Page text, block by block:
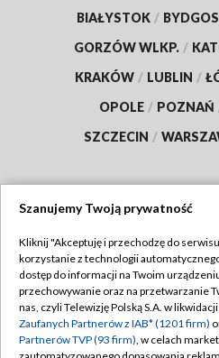
BIAŁYSTOK /
GORZÓW WLKP. /
KRAKÓW / LUBLIN /
OPOLE / POZNAŃ
SZCZECIN /
Abonament TVP
Emisja w TVP
Centrum informacji TVP
Polityka
Moje
Szanujemy Twoją prywatność
Kliknij "Akceptuję i przechodzę do
korzystanie z technologii
dostęp do informacji na Twoim
przechowywanie oraz na przetwarzanie
nas, czyli Telewizję Polską S.A. w
Zaufanych Partnerów z IAB* (1201 firm)
Partnerów TVP (93 firm), w celach